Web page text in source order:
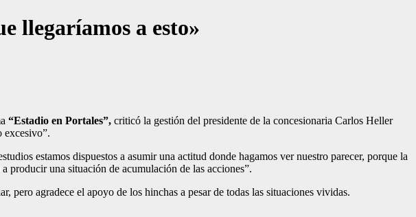
llegaríamos a esto»
“Estadio en Portales”, criticó la gestión del presidente de la concesionaria Carlos Heller
excesivo”.
estamos dispuestos a asumir una actitud donde hagamos ver nuestro parecer, porque la
producir una situación de acumulación de las acciones”.
agradece el apoyo de los hinchas a pesar de todas las situaciones vividas.